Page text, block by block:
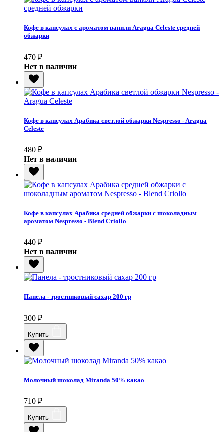
Кофе в капсулах с ароматом ванили Aragua Celeste средней
обжарки
470 ₽
Нет в наличии
Кофе в капсулах Арабика светлой обжарки Nespresso - Aragua
Celeste
480 ₽
Нет в наличии
Кофе в капсулах Арабика средней обжарки с шоколадным
ароматом Nespresso - Blend Criollo
440 ₽
Нет в наличии
Панела - тростниковый сахар 200 гр
300 ₽
Купить
Молочный шоколад Miranda 50% какао
710 ₽
Купить